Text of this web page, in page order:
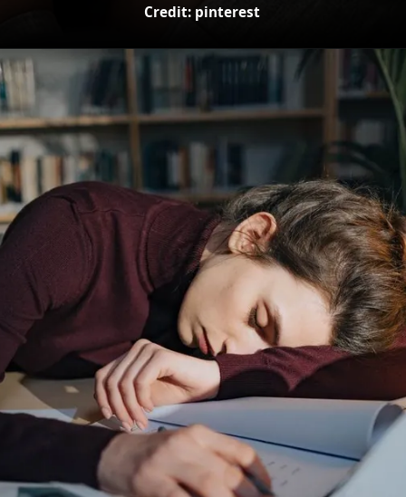
Credit: pinterest